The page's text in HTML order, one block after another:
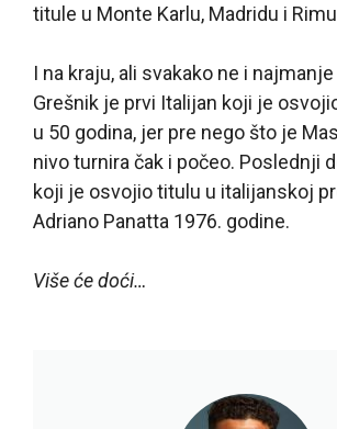
titule u Monte Karlu, Madridu i
I na kraju, ali svakako ne i
Grešnik je prvi Italijan koji je
u 50 godina, jer pre nego što je
nivo turnira čak i počeo. Poslednji
koji je osvojio titulu u italijanskoj
Adriano Panatta 1976. godine.
Više će doći…